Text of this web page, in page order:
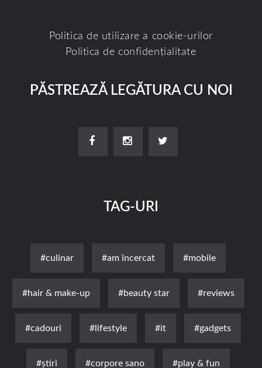
Politica de utilizare a cookie-urilor
Politica de confidențialitate
PĂSTREAZĂ LEGĂTURA CU NOI
TAG-URI
#culinar #am încercat #mobile
#hair & make-up #beauty star #reviews
#cadouri #lifestyle #it #gadgets
#știri #corpore sano #play & fun